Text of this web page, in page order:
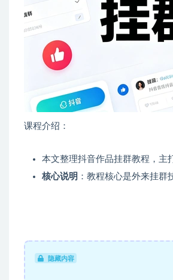
课程介绍：
本文整理抖音作品挂群教程，主
核心说明 ：教程核心是外来挂群
隐藏内容